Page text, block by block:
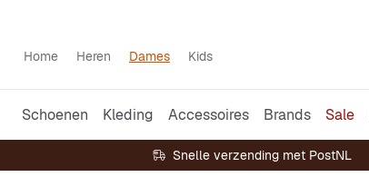
Home Heren Dames Kids
Schoenen Kleding Accessoires Brands Sale
Snelle verzending met PostNL